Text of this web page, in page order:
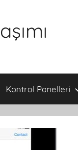
Kontrol Panelleri